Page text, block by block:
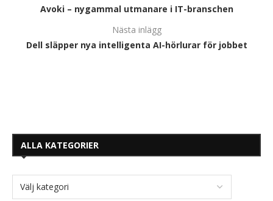
Avoki – nygammal utmanare i IT-branschen
Nästa inlägg
Dell släpper nya intelligenta AI-hörlurar för jobbet
ALLA KATEGORIER